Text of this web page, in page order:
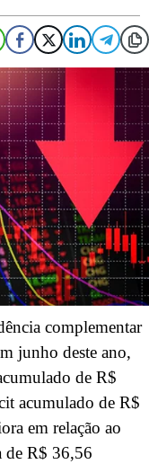
complementar
junho deste ano,
de R$
acumulado de R$
em relação ao
R$ 36,56